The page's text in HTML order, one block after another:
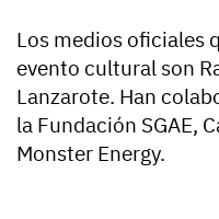
Los medios oficiales
evento cultural son
Lanzarote. Han
la Fundación SGAE,
Monster Energy.